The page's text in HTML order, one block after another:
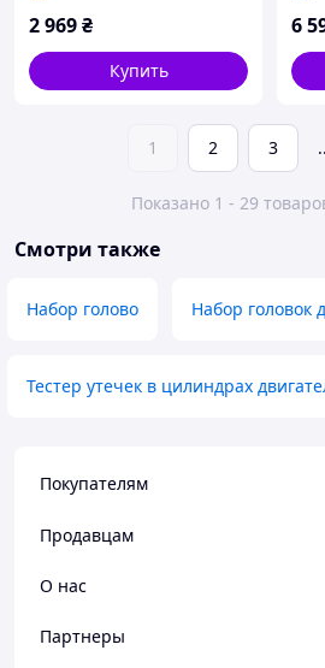
2 969₴
Купить
6
1 2 3
Показано 1 - 29
Смотри также
Набор голово Набор головок
Тестер утечек в цилиндрах
Покупателям
Продавцам
О нас
Партнеры